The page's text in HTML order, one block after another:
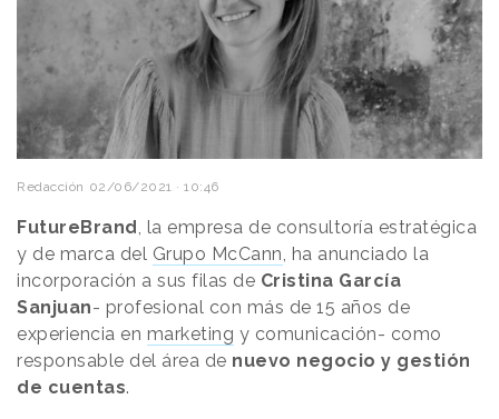
Redacción 02/06/2021 · 10:46
FutureBrand , la empresa de consultoría estratégica
y de marca del Grupo McCann , ha anunciado la
incorporación a sus filas de Cristina García
Sanjuan- profesional con más de 15 años de
experiencia en marketing y comunicación- como
responsable del área de nuevo negocio y gestión
de cuentas.